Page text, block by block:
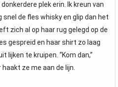
plek erin. Ik kreun van
de fles whisky en glip dan het
zich al op haar rug gelegd op de
gespreid en haar shirt zo laag
lijken te kruipen. “Kom dan,”
ze me aan de lijn.